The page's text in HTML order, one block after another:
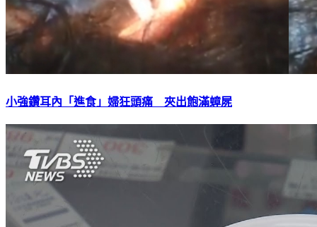
小強鑽耳內「進食」婦狂頭痛 夾出飽滿蟑屍